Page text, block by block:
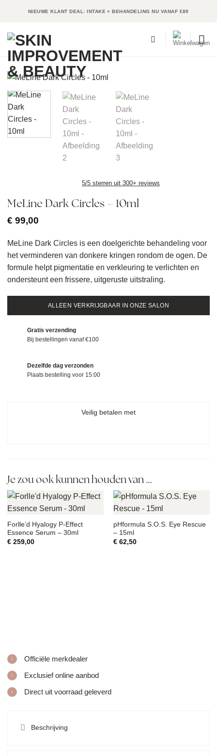
NIEUWE KLANT DEAL: INTAKE + BEHANDELING NU VANAF €89
5/5 sterren uit 300+ reviews
MeLine Dark Circles – 10ml
€ 99,00
MeLine Dark Circles is een doelgerichte behandeling voor
het verminderen van donkere kringen rondom de ogen. De
formule helpt pigmentatie en verkleuring te verlichten en
ondersteunt een frissere, uitgeruste uitstraling.
ALLEEN VERKRIJGBAAR IN ONZE SALON
Gratis verzending
Bij bestellingen vanaf €100
Dezelfde dag verzonden
Plaats bestelling voor 15:00
Veilig betalen met
Je zou ook kunnen houden van …
Forlle’d Hyalogy P-Effect
Essence Serum – 30ml
€259,00
pHformula S.O.S. Eye Rescue
– 15ml
€62,50
Officiële merkdealer
Exclusief online aanbod
Direct uit voorraad geleverd
Beschrijving